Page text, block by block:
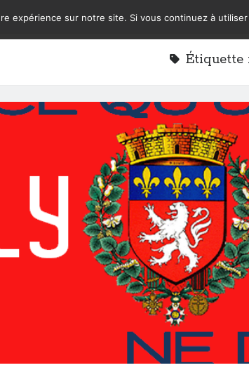
Étiquette :
expérience sur notre site. Si vous continuez à